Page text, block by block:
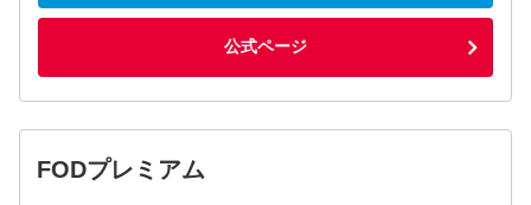
公式ページ
FODプレミアム